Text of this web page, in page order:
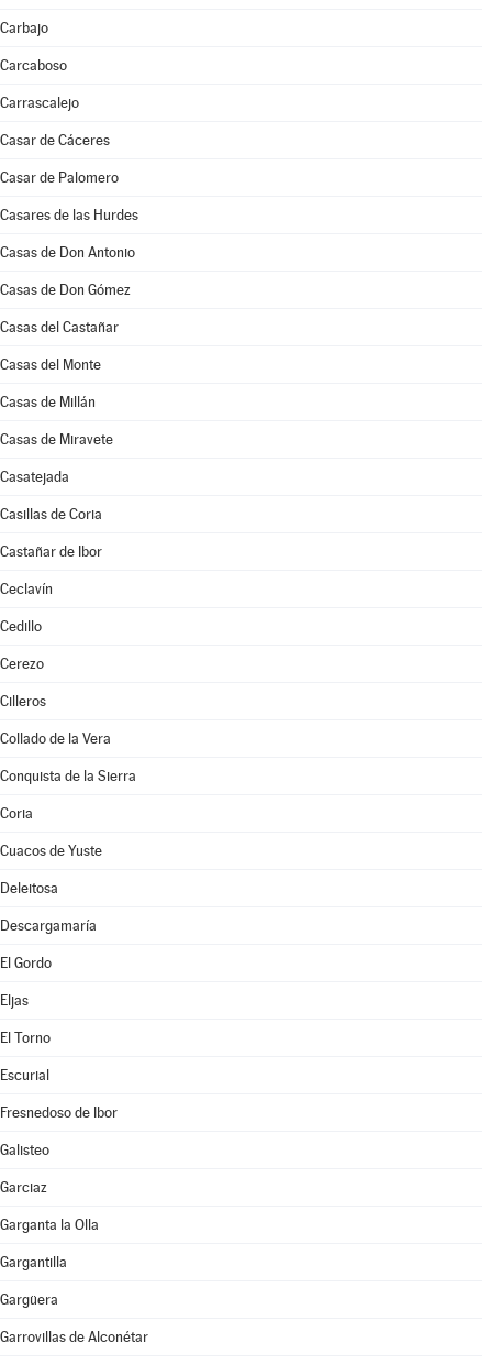
Carbajo
Carcaboso
Carrascalejo
Casar de Cáceres
Casar de Palomero
Casares de las Hurdes
Casas de Don Antonio
Casas de Don Gómez
Casas del Castañar
Casas del Monte
Casas de Millán
Casas de Miravete
Casatejada
Casillas de Coria
Castañar de Ibor
Ceclavín
Cedillo
Cerezo
Cilleros
Collado de la Vera
Conquista de la Sierra
Coria
Cuacos de Yuste
Deleitosa
Descargamaría
El Gordo
Eljas
El Torno
Escurial
Fresnedoso de Ibor
Galisteo
Garciaz
Garganta la Olla
Gargantilla
Gargüera
Garrovillas de Alconétar